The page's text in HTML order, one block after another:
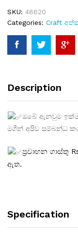
SKU: 48620
Categories: Craft
Description
ඔබේ ඇනවුම
මගින් අපිව සම්බන්ධ
ප්‍රවාහන ගාස්තු
ඇත.
Specification